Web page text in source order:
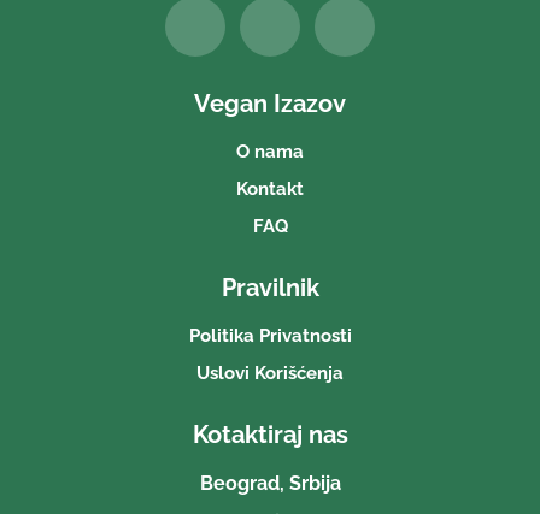
Vegan Izazov
O nama
Kontakt
FAQ
Pravilnik
Politika Privatnosti
Uslovi Korišćenja
Kotaktiraj nas
Beograd, Srbija